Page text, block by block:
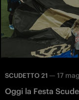
SCUDETTO 21 — 17
Oggi la Festa